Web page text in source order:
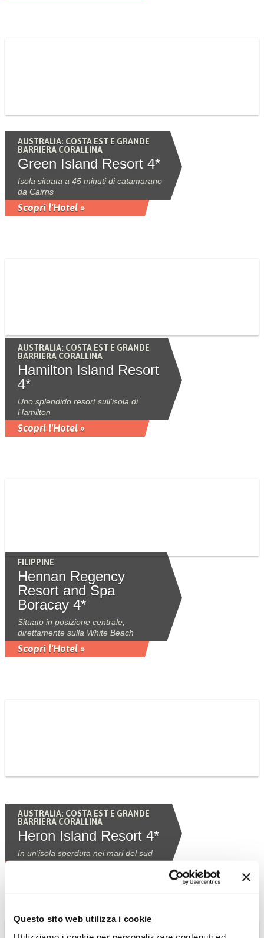
Questo sito web utilizza i cookie
AUSTRALIA: COSTA EST E GRANDE
BARRIERA CORALLINA
Green Island Resort 4*
Isola situata a 45 minuti di catamarano
da Cairns
Scopri l'Hotel »
AUSTRALIA: COSTA EST E GRANDE
BARRIERA CORALLINA
Hamilton Island Resort
4*
Uno splendido resort sull'isola di
Hamilton
Scopri l'Hotel »
FILIPPINE
Hennan Regency
Resort and Spa
Boracay 4*
Situato in posizione centrale,
direttamente sulla White Beach
Scopri l'Hotel »
AUSTRALIA: COSTA EST E GRANDE
BARRIERA CORALLINA
Heron Island Resort 4*
In un'isola sperduta nei mari del sud